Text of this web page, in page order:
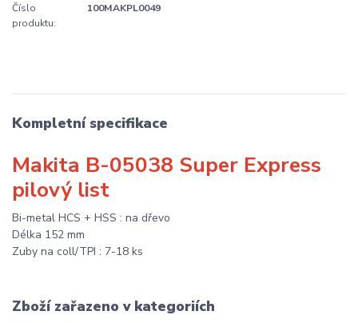
Číslo
produktu:
100MAKPL0049
Kompletní specifikace
Makita B-05038 Super Express
pilový list
Bi-metal HCS + HSS : na dřevo
Délka 152 mm
Zuby na coll/TPI : 7-18 ks
Zboží zařazeno v kategoriích